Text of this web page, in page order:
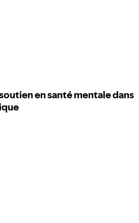
en santé mentale dans